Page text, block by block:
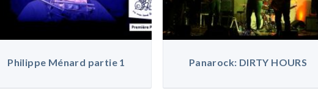
Philippe Ménard partie 1 Panarock: DIRTY HOURS